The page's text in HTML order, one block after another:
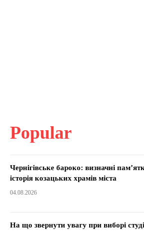
Popular
Чернігівське бароко: визначні
історія козацьких храмів міста
04.08.2026
На що звернути увагу при виборі